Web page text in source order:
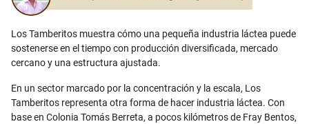
Los Tamberitos muestra cómo una pequeña industria láctea puede
sostenerse en el tiempo con producción diversificada, mercado
cercano y una estructura ajustada.
En un sector marcado por la concentración y la escala, Los
Tamberitos representa otra forma de hacer industria láctea. Con
base en Colonia Tomás Berreta, a pocos kilómetros de Fray Bentos,